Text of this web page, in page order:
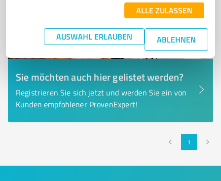
ALLE ZULASSEN
AUSWAHL ERLAUBEN ABLEHNEN
Sie möchten auch hier gelistet werden?
Registrieren Sie sich jetzt und werden Sie ein von
Kunden empfohlener ProvenExpert!
1